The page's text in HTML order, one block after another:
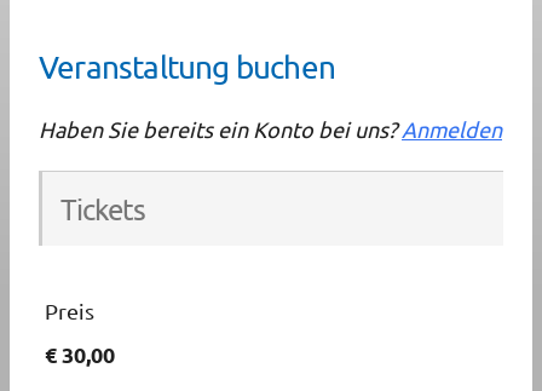
Veranstaltung buchen
Haben Sie bereits ein Konto bei uns?Anmelden
Tickets
Preis
€ 30,00